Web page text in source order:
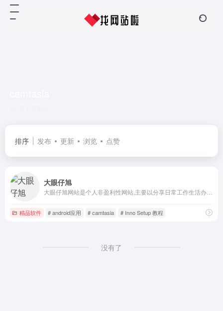
排序 发布 更新 浏览 点赞
大眼仔旭
精品软件 # android应用 # camtasia # Inno Setup 教程
没有了